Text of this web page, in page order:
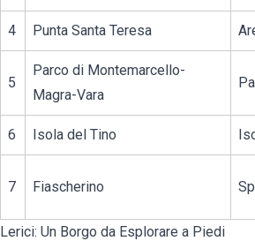
4 Punta Santa Teresa
5
Parco di Montemarcello-
Magra-Vara
6 Isola del Tino
7 Fiascherino
Lerici: Un Borgo da Esplorare a Piedi